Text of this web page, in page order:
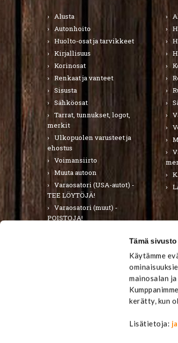
Tämä
Käytämme
mainosalan
kerätty, kun
Lisätietoja:
Alusta
Autonhoito
Huolto-osat ja tarvikkeet
Kirjallisuus
Korinosat
Renkaat ja vanteet
Sisusta
Sähköosat
Tarrat, tunnukset, logot,
merkit
Ulkopuolen varusteet ja
ehostus
Voimansiirto
Muuta autoon
Varaosatori (USA-autot) -
TEE LÖYTÖJÄ!
Varaosatori (muut) -
POISTOJA!